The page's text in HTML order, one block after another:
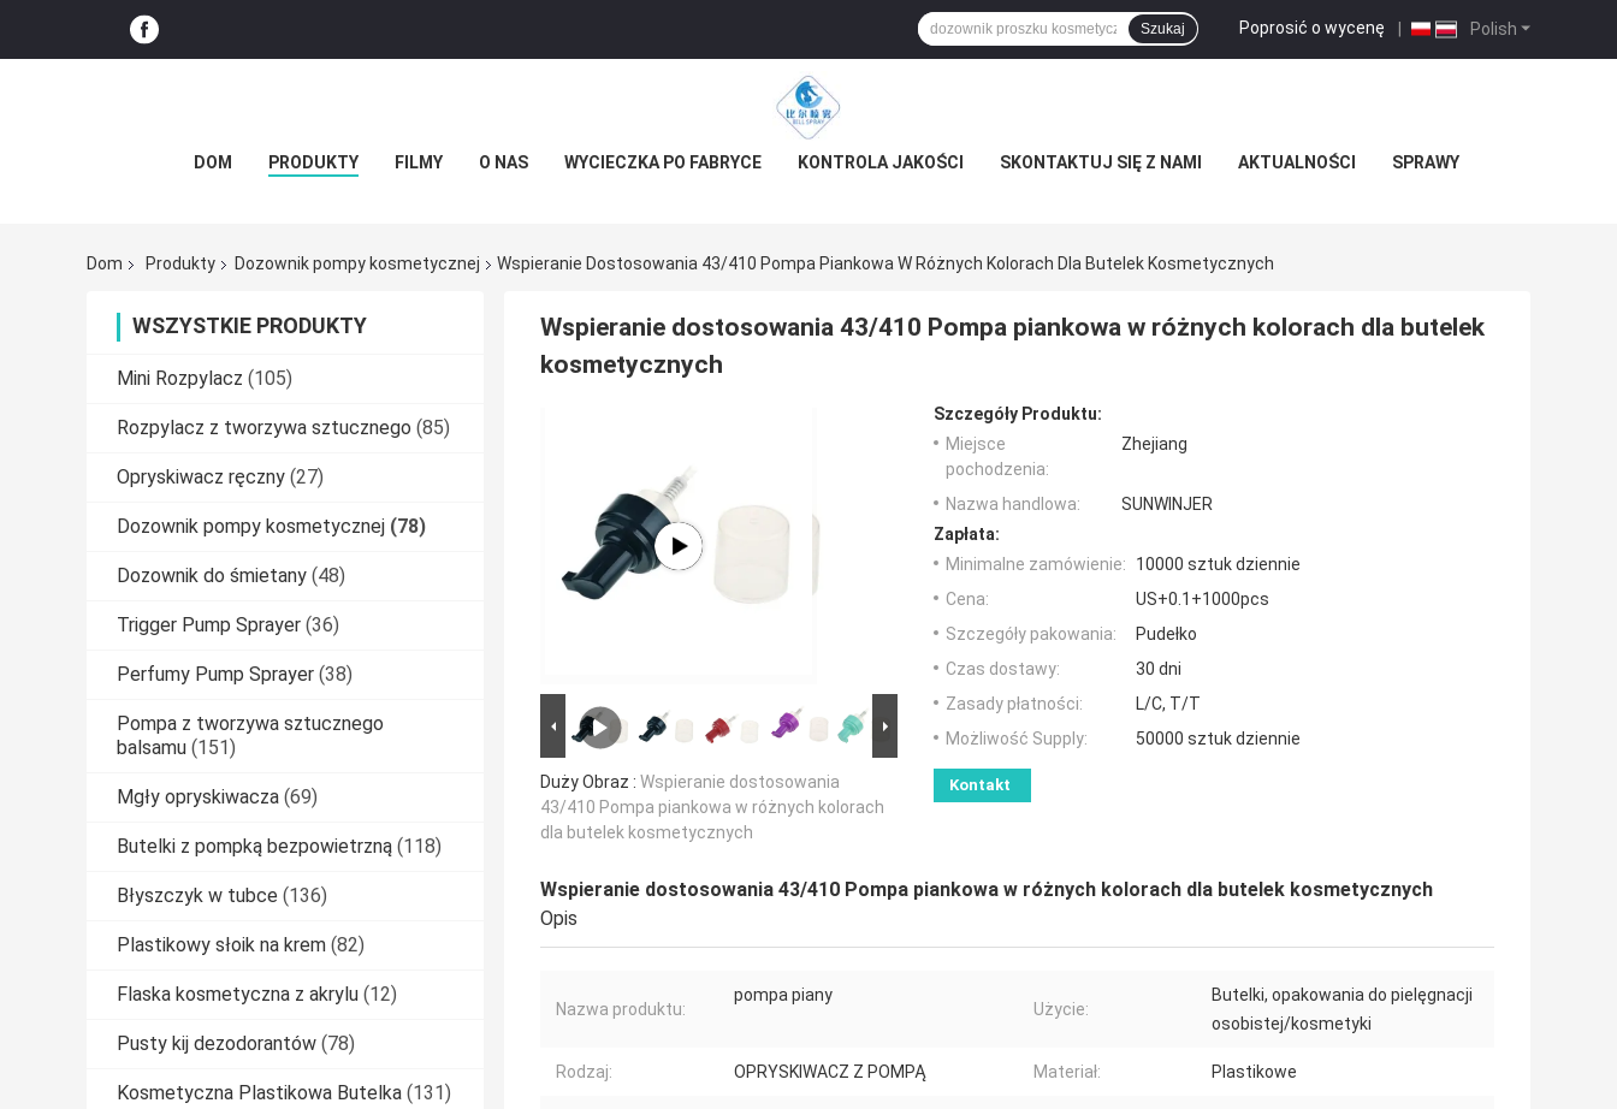
Polish
Poprosić o wycenę |
Szukaj
DOM PRODUKTY FILMY O NAS WYCIECZKA PO FABRYCE KONTROLA JAKOŚCI SKONTAKTUJ SIĘ Z NAMI AKTUALNOŚCI SPRAWY
Dom Produkty Dozownik pompy kosmetycznej Wspieranie Dostosowania 43/410 Pompa Piankowa W Różnych Kolorach Dla Butelek Kosmetycznych
WSZYSTKIE PRODUKTY
Mini Rozpylacz (105)
Rozpylacz z tworzywa sztucznego (85)
Opryskiwacz ręczny (27)
Dozownik pompy kosmetycznej (78)
Dozownik do śmietany (48)
Trigger Pump Sprayer (36)
Perfumy Pump Sprayer (38)
Pompa z tworzywa sztucznego
balsamu (151)
Mgły opryskiwacza (69)
Butelki z pompką bezpowietrzną (118)
Błyszczyk w tubce (136)
Plastikowy słoik na krem (82)
Flaska kosmetyczna z akrylu (12)
Pusty kij dezodorantów (78)
Kosmetyczna Plastikowa Butelka (131)
Wspieranie dostosowania 43/410 Pompa piankowa w różnych kolorach dla butelek
kosmetycznych
Duży Obraz : Wspieranie dostosowania
43/410 Pompa piankowa w różnych kolorach
dla butelek kosmetycznych
Szczegóły Produktu:
Miejsce
pochodzenia:
Zhejiang
Nazwa handlowa:
SUNWINJER
Zapłata:
Minimalne zamówienie:
10000 sztuk dziennie
Cena:
US+0.1+1000pcs
Szczegóły pakowania:
Pudełko
Czas dostawy:
30 dni
Zasady płatności:
L/C, T/T
Możliwość Supply:
50000 sztuk dziennie
Kontakt
Wspieranie dostosowania 43/410 Pompa piankowa w różnych kolorach dla butelek kosmetycznych
Opis
Nazwa produktu:
pompa piany
Użycie:
Butelki, opakowania do pielęgnacji
osobistej/kosmetyki
Rodzaj: OPRYSKIWACZ Z POMPĄ Materiał: Plastikowe